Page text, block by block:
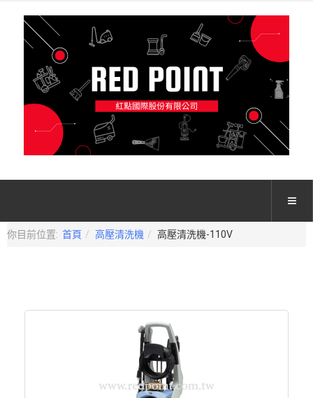
你目前位置: 首頁 高壓清洗機 高壓清洗機-110V